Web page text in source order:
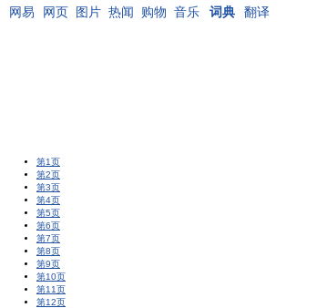
网易 网页 图片 热闻 购物 音乐 词典 翻译
第1页
第2页
第3页
第4页
第5页
第6页
第7页
第8页
第9页
第10页
第11页
第12页